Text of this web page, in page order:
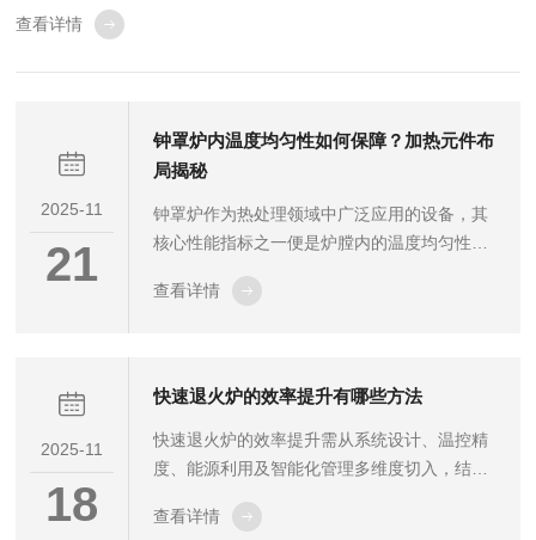
材料、航空航天、科研高校等领域。1.半导体与微电子行业芯片制造
查看详情
2025-11
21
钟罩炉内温度均匀性如何保障？加热元件布
局揭秘
钟罩炉作为热处理领域中广泛应用的设备，其
核心性能指标之一便是炉膛内的温度均匀性。
量的一致性，还关系到能耗效率与设备寿命。
热元件的排布需遵循“对称+分区”原则。在典型
呈环形或螺旋状布置，确保热量从四周向中心
均匀辐射。同时，为应对不同高度区域可能出
上、中、下三区)，每个区域配备独立的...
查看详情
2025-11
18
快速退火炉的效率提升有哪些方法
快速退火炉的效率提升需从系统设计、温控精
度、能源利用及智能化管理多维度切入，结合
是关键技术路径详述：一、加热与冷却系统重
查看详情